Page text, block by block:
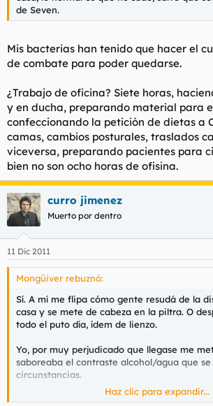
de Seven.
Mis bacterias han tenido que hacer el
de combate para poder quedarse.
¿Trabajo de oficina? Siete horas,
y en ducha, preparando material para
confeccionando la petición de dietas a
camas, cambios posturales, traslados
viceversa, preparando pacientes para
bien no son ocho horas de ofisina.
curro jimenez
Muerto por dentro
11 Dic 2011
Mongüiver rebuznó:
Sí. A mí me flipa cómo gente resudá de la
casa y se mete de cabeza en la piltra. O
todo el puto día, ídem de lienzo.
Yo, por muy perjudicado que llegase me
saboreaba el contraste alcohol/agua que se
circunstancias.
Yo no me voy a la cama sin haber pasado
Haz clic para expandir...